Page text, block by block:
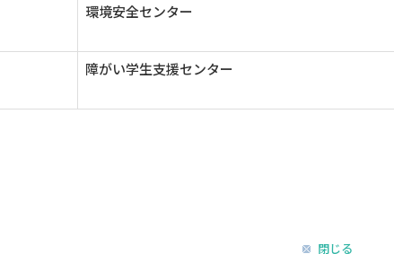
環境安全センター
障がい学生支援センター
閉じる